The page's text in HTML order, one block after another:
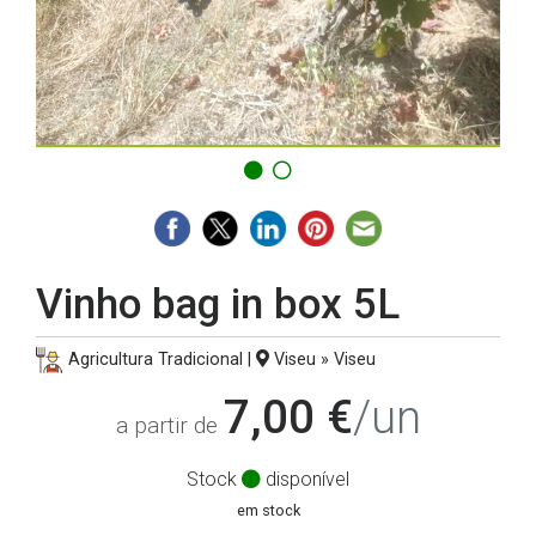
Vinho bag in box 5L
Agricultura Tradicional | Viseu » Viseu
a partir de 7,00 €/un
Stock disponível
em stock